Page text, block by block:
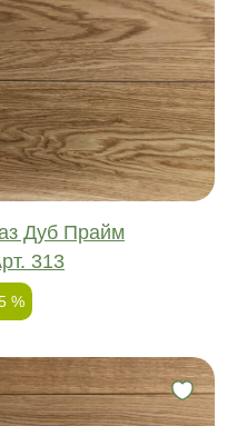
Дуб Прайм
313
%